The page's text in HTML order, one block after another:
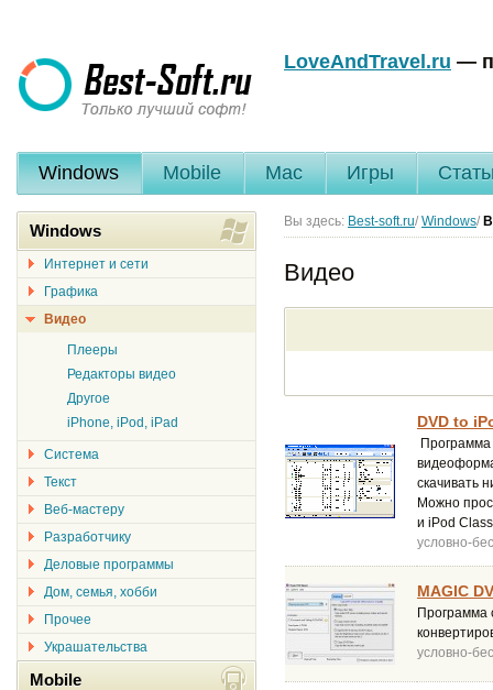
LoveAndTravel.ru —
Windows Mobile Mac Игры
Вы здесь: Best-soft.ru/ Windows/
Видео
DVD to
скачивать
Можно
и iPod
условно-
MAGIC
Программа
условно-
Windows
Интернет и сети
Графика
Видео
Плееры
Редакторы видео
Другое
iPhone, iPod, iPad
Система
Текст
Веб-мастеру
Разработчику
Деловые программы
Дом, семья, хобби
Прочее
Украшательства
Mobile